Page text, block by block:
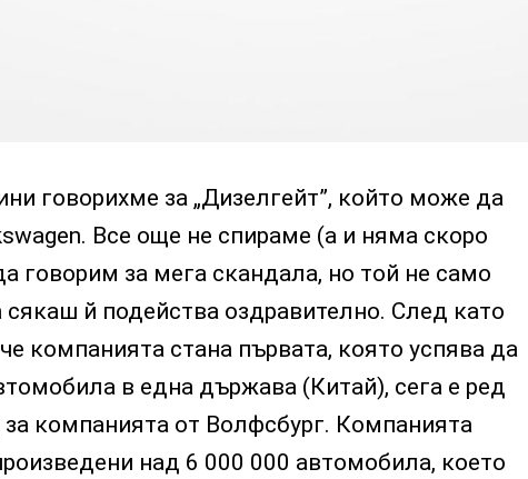
говорихме за „Дизелгейт”, който може да
Все още не спираме (а и няма скоро
говорим за мега скандала, но той не само
сякаш й подейства оздравително. След като
компанията стана първата, която успява да
в една държава (Китай), сега е ред
компанията от Волфсбург. Компанията
над 6 000 000 автомобила, което